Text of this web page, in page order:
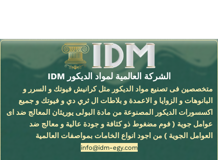
الشركة العالمية لمواد الديكور IDM
متخصصين فى تصنيع مواد الديكور مثل كرانيش فيوتك و السرر و
البانوهات و الزوايا و الاعمدة و بلاطات ال ثري دي و فيوتك و جميع
اكسسورات الديكور المصنوعة من مادة البولى يوريثان المعالج ضد اى
عوامل جوية ( فوم مضغوط ذو كثافة و جودة عالية و معالج ضد
العوامل الجوية ) من اجود انواع الخامات بمواصفات العالمية
info@idm-egy.com